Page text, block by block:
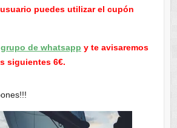
puedes utilizar el cupón
grupo de whatsapp y te avisaremos
siguientes 6€.